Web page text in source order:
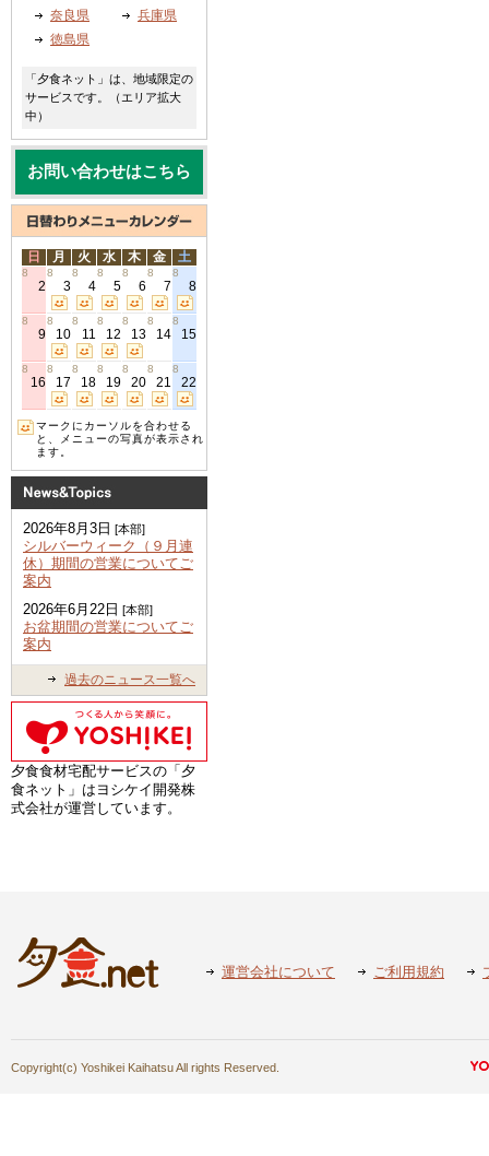
奈良県
兵庫県
徳島県
「夕食ネット」は、地域限定の
サービスです。（エリア拡大
中）
お問い合わせはこちら
日 月 火 水 木 金 土
8
2
8
3
8
4
8
5
8
6
8
7
8
8
8
9
8
10
8
11
8
12
8
13
8
14
8
15
8
16
8
17
8
18
8
19
8
20
8
21
8
22
マークにカーソルを合わせる
と、メニューの写真が表示され
ます。
2026年8月3日 [本部]
シルバーウィーク（９月連
休）期間の営業についてご
案内
2026年6月22日 [本部]
お盆期間の営業についてご
案内
過去のニュース一覧へ
夕食食材宅配サービスの「夕
食ネット」はヨシケイ開発株
式会社が運営しています。
運営会社について ご利用規約
Copyright(c) Yoshikei Kaihatsu All rights Reserved.